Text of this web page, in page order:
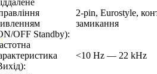
OFF Standby):
2-pin, Eurostyle,
замикання
<10 Hz — 22 kHz